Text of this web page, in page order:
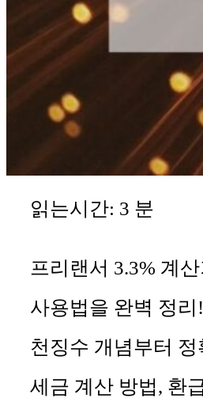
읽는시간: 3 분
프리랜서 3.3% 계산
사용법을 완벽 정리
천징수 개념부터 정
세금 계산 방법, 환